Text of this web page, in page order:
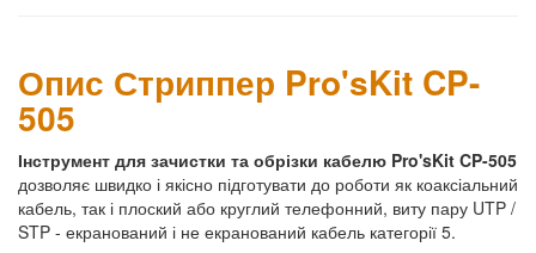
Опис Стриппер Pro'sKit CP-
505
Інструмент для зачистки та обрізки кабелю Pro'sKit CP-505
дозволяє швидко і якісно підготувати до роботи як коаксіальний
кабель, так і плоский або круглий телефонний, виту пару UTP /
STP - екранований і не екранований кабель категорії 5.